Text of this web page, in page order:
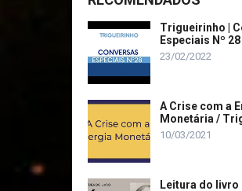
Trigueirinho |
Especiais Nº 28
23/02/2022
A Crise com a
Monetária /
10/03/2021
Leitura do livro